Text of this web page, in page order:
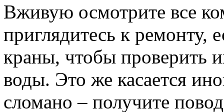
Вживую осмотрите все
приглядитесь к ремонту,
краны, чтобы проверить
воды. Это же касается
сломано – получите